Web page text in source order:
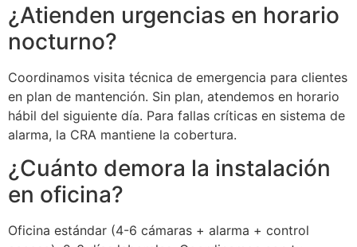
¿Atienden urgencias en horario
nocturno?
Coordinamos visita técnica de emergencia para clientes
en plan de mantención. Sin plan, atendemos en horario
hábil del siguiente día. Para fallas críticas en sistema de
alarma, la CRA mantiene la cobertura.
¿Cuánto demora la instalación
en oficina?
Oficina estándar (4-6 cámaras + alarma + control